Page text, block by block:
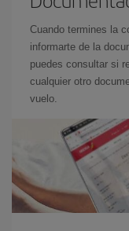
Cuando termines la
informarte de la
puedes consultar si
cualquier otro
vuelo.